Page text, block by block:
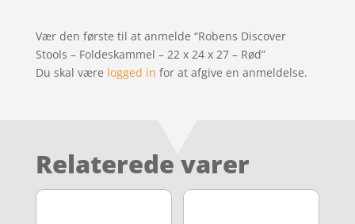
Vær den første til at anmelde “Robens Discover
Stools – Foldeskammel – 22 x 24 x 27 – Rød”
Du skal være logged in for at afgive en anmeldelse.
Relaterede varer